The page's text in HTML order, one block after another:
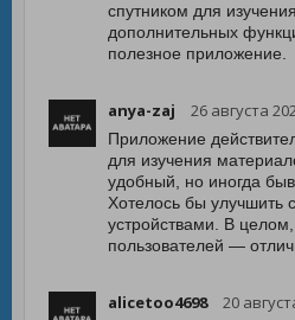
спутником для
дополнительных
полезное приложение.
anya-zaj 26 августа
Приложение
для изучения
удобный, но иногда
Хотелось бы улучшить
устройствами. В
пользователей —
alicetoo4698 20